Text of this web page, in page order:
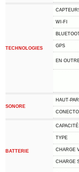
TECHNOLOGIES
WI-FI
GPS
EN
SONORE
HAUT-
BATTERIE
CAPACITÉ
TYPE
CHARGE
CHARGE